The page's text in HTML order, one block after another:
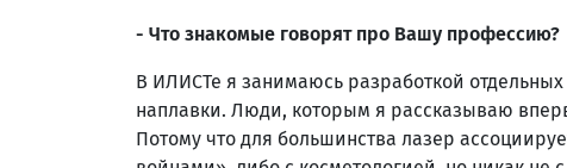
- Что знакомые говорят про Вашу профессию?
В ИЛИСТе я занимаюсь разработкой
наплавки. Люди, которым я рассказываю
Потому что для большинства лазер